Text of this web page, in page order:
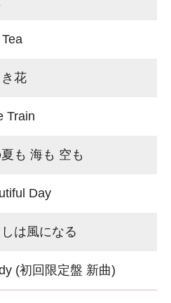
花
海も 空も
Day
風になる
回限定盤 新曲)